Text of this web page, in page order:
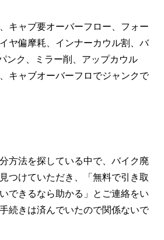
キャブ要オーバーフロー、フォー
ヤ偏摩耗、インナーカウル割、バ
ンク、ミラー削、アップカウル
キャブオーバーフロでジャンクで
方法を探している中で、バイク廃
つけていただき、「無料で引き取
できるなら助かる」とご連絡をい
続きは済んでいたので関係ないで